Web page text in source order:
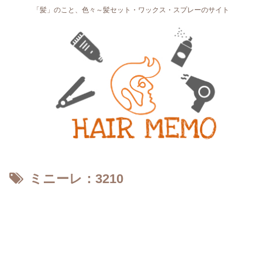
「髪」のこと、色々～髪セット・ワックス・スプレーのサイト
ミニーレ：3210